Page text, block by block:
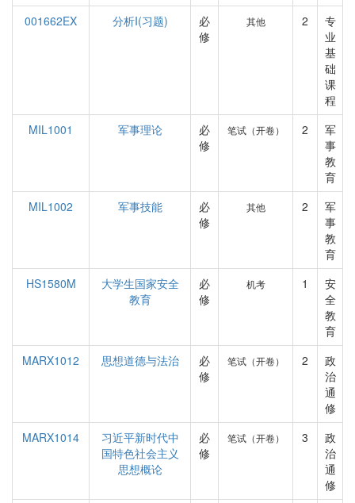
001662EX
分析I(习题)
必
修
其他 2
专
业
基
础
课
程
MIL1001
军事理论
必
修
笔试（开卷） 2
军
事
教
育
MIL1002
军事技能
必
修
其他 2
军
事
教
育
HS1580M
大学生国家安全
教育
必
修
机考 1
安
全
教
育
MARX1012
思想道德与法治
必
修
笔试（开卷） 2
政
治
通
修
MARX1014
习近平新时代中
国特色社会主义
思想概论
必
修
笔试（开卷） 3
政
治
通
修